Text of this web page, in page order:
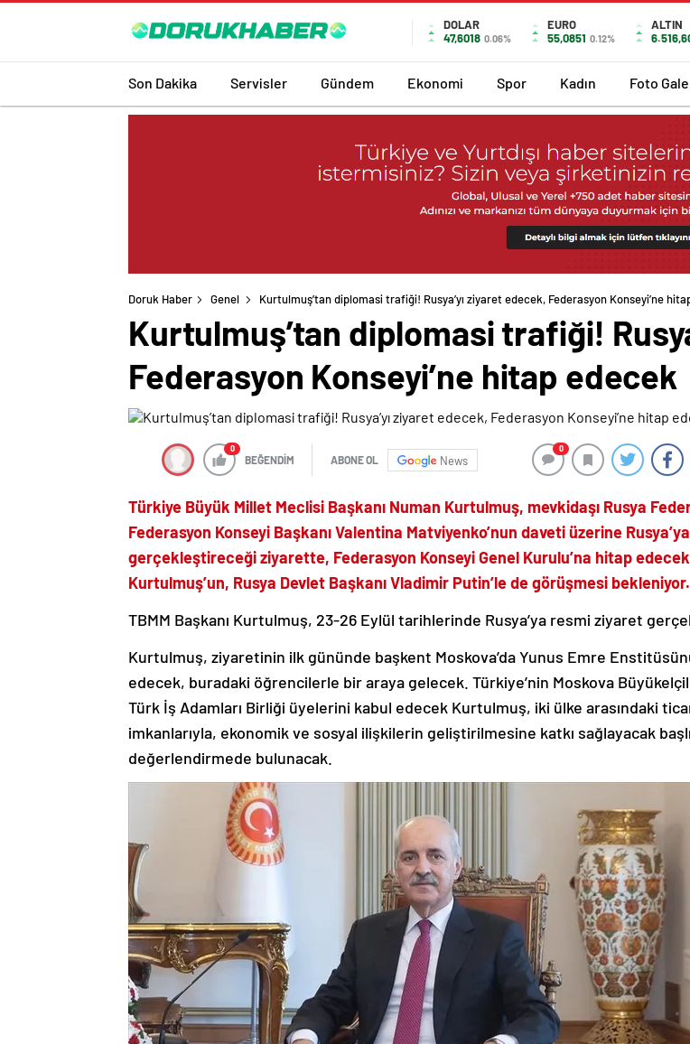
DOLAR
47,6018 0.06%
EURO
55,0851 0.12%
ALTIN
Son Dakika Servisler Gündem Ekonomi Spor Kadın Foto
Doruk Haber Genel Kurtulmuş’tan diplomasi trafiği! Rusya’yı ziyaret edecek, Federasyon Konseyi’ne
Kurtulmuş’tan diplomasi trafiği!
Federasyon Konseyi’ne hitap edecek
0
BEĞENDİM ABONE OL News
0
Türkiye Büyük Millet Meclisi Başkanı Numan Kurtulmuş, mevkidaşı Rusya
Federasyon Konseyi Başkanı Valentina Matviyenko’nun daveti üzerine Rusya’ya
gerçekleştireceği ziyarette, Federasyon Konseyi Genel Kurulu’na hitap
Kurtulmuş’un, Rusya Devlet Başkanı Vladimir Putin’le de görüşmesi bekleniyor.
TBMM Başkanı Kurtulmuş, 23-26 Eylül tarihlerinde Rusya’ya resmi ziyaret
Kurtulmuş, ziyaretinin ilk gününde başkent Moskova’da Yunus Emre
edecek, buradaki öğrencilerle bir araya gelecek. Türkiye’nin Moskova
Türk İş Adamları Birliği üyelerini kabul edecek Kurtulmuş, iki ülke arasındaki
imkanlarıyla, ekonomik ve sosyal ilişkilerin geliştirilmesine katkı sağlayacak
değerlendirmede bulunacak.